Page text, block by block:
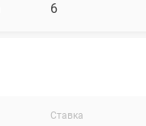
6
Ставка